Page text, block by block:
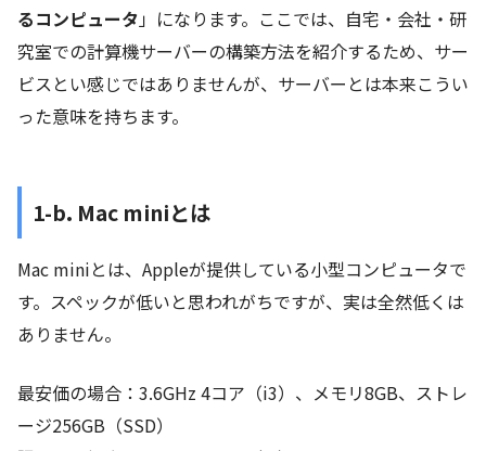
るコンピュータ」になります。ここでは、自宅・会社・研
究室での計算機サーバーの構築方法を紹介するため、サー
ビスとい感じではありませんが、サーバーとは本来こうい
った意味を持ちます。
1-b. Mac miniとは
Mac miniとは、Appleが提供している小型コンピュータで
す。スペックが低いと思われがちですが、実は全然低くは
ありません。
最安価の場合：3.6GHz 4コア（i3）、メモリ8GB、ストレ
ージ256GB（SSD）